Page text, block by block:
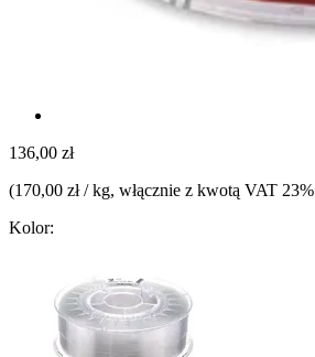
136,00 zł
(170,00 zł / kg, włącznie z kwotą VAT 23%
Kolor: